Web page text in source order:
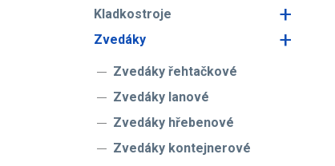
Kladkostroje +
Zvedáky +
Zvedáky řehtačkové
Zvedáky lanové
Zvedáky hřebenové
Zvedáky kontejnerové